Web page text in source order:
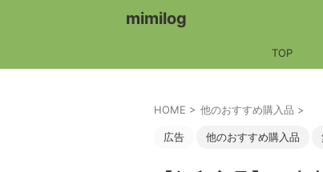
mimilog
TOP
HOME > 他のおすすめ購入品 >
広告 他のおすすめ購入品